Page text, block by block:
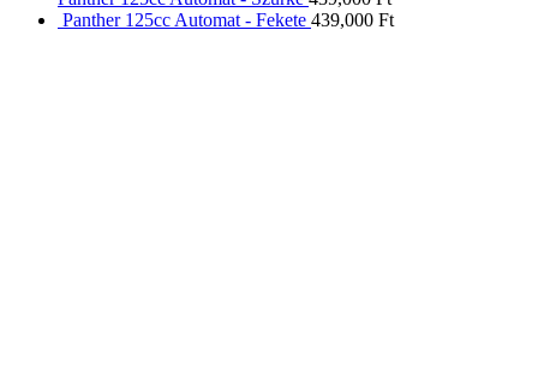
Panther 125cc Automat - Fekete 439,000 Ft